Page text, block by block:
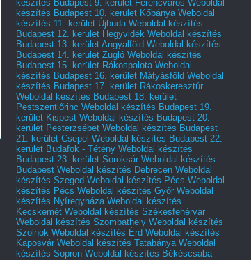
készítés Budapest 9. kerület Ferencváros Weboldal
készítés Budapest 10. kerület Kőbánya Weboldal
készítés 11. kerület Újbuda Weboldal készítés
Budapest 12. kerület Hegyvidék Weboldal készítés
Budapest 13. kerület Angyalföld Weboldal készítés
Budapest 14. kerület Zugló Weboldal készítés
Budapest 15. kerület Rákospalota Weboldal
készítés Budapest 16. kerület Mátyásföld Weboldal
készítés Budapest 17. kerület Rákoskeresztúr
Weboldal készítés Budapest 18. kerület
Pestszentlőrinc Weboldal készítés Budapest 19.
kerület Kispest Weboldal készítés Budapest 20.
kerület Pesterzsébet Weboldal készítés Budapest
21. kerület Csepel Weboldal készítés Budapest 22.
kerület Budafok - Tétény Weboldal készítés
Budapest 23. kerület Soroksár Weboldal készítés
Budapest Weboldal készítés Debrecen Weboldal
készítés Szeged Weboldal készítés Pécs Weboldal
készítés Pécs Weboldal készítés Győr Weboldal
készítés Nyíregyháza Weboldal készítés
Kecskemét Weboldal készítés Székesfehérvár
Weboldal készítés Szombathely Weboldal készítés
Szolnok Weboldal készítés Érd Weboldal készítés
Kaposvár Weboldal készítés Tatabánya Weboldal
készítés Sopron Weboldal készítés Békéscsaba